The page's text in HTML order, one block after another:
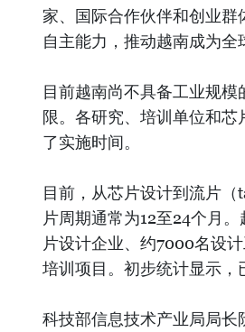
家、国际合作伙伴和创业
自主能力，推动越南成为全
目前越南尚不具备工业规
限。各研究、培训单位和
了实施时间。
目前，从芯片设计到流片
片周期通常为12至24个月
片设计企业、约7000名设
培训项目。初步统计显示，
科技部信息技术产业局局